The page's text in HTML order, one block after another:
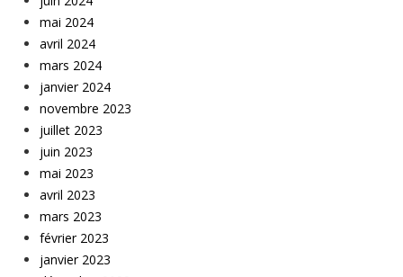
mai 2024
avril 2024
mars 2024
janvier 2024
novembre 2023
juillet 2023
juin 2023
mai 2023
avril 2023
mars 2023
février 2023
janvier 2023